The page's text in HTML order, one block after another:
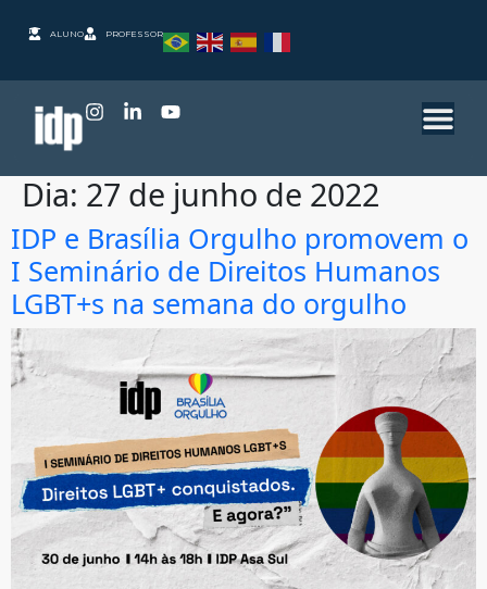
ALUNO PROFESSOR
Dia: 27 de junho de 2022
IDP e Brasília Orgulho promovem o
I Seminário de Direitos Humanos
LGBT+s na semana do orgulho